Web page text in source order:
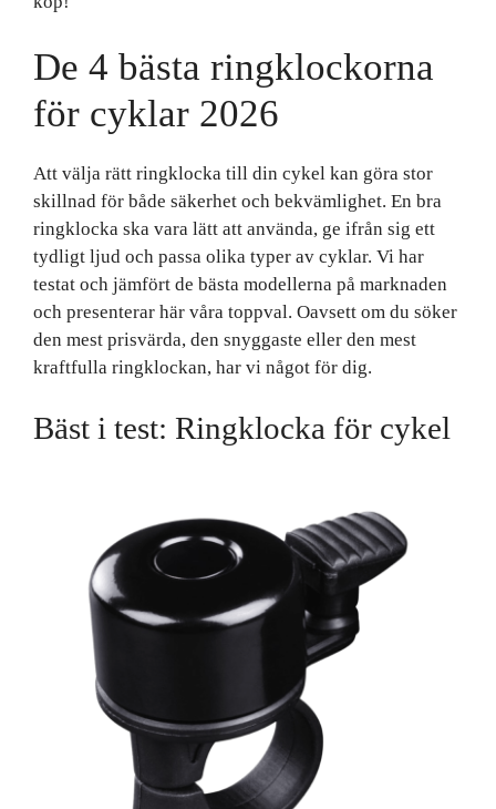
De 4 bästa ringklockorna
för cyklar 2026
Att välja rätt ringklocka till din cykel kan göra stor
skillnad för både säkerhet och bekvämlighet. En bra
ringklocka ska vara lätt att använda, ge ifrån sig ett
tydligt ljud och passa olika typer av cyklar. Vi har
testat och jämfört de bästa modellerna på marknaden
och presenterar här våra toppval. Oavsett om du söker
den mest prisvärda, den snyggaste eller den mest
kraftfulla ringklockan, har vi något för dig.
Bäst i test: Ringklocka för cykel